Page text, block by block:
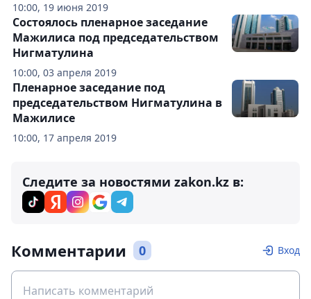
10:00, 19 июня 2019
10:00, 03 апреля 2019
Состоялось пленарное заседание
Мажилиса под председательством
Нигматулина
10:00, 17 апреля 2019
Пленарное заседание под
председательством Нигматулина в
Мажилисе
Следите за новостями zakon.kz в:
Комментарии 0 Вход